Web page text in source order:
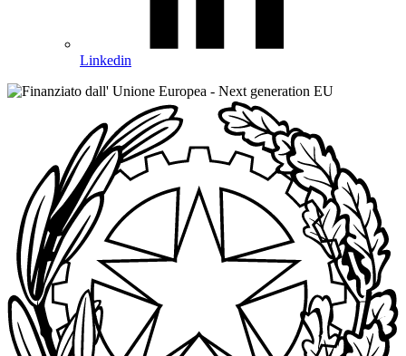
Linkedin